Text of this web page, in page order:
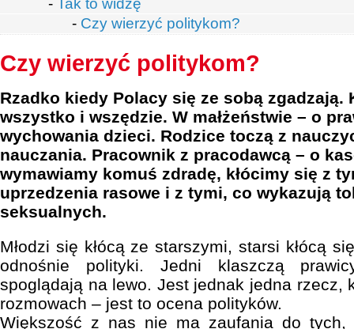
- Tak to widzę
- Czy wierzyć politykom?
Czy wierzyć politykom?
Rzadko kiedy Polacy się ze sobą zgadzają.
wszystko i wszędzie. W małżeństwie – o
wychowania dzieci. Rodzice toczą z
nauczania. Pracownik z pracodawcą – o
wymawiamy komuś zdradę, kłócimy się z
uprzedzenia rasowe i z tymi, co wykazują
seksualnych.
Młodzi się kłócą ze starszymi, starsi kłócą
odnośnie polityki. Jedni klaszczą
spoglądają na lewo. Jest jednak jedna rzecz,
rozmowach – jest to ocena polityków.
Większość z nas nie ma zaufania do tych,